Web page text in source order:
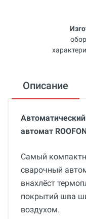
Описание
автомат
Самый
сварочный
внахлёст
покрытий шва
воздухом.